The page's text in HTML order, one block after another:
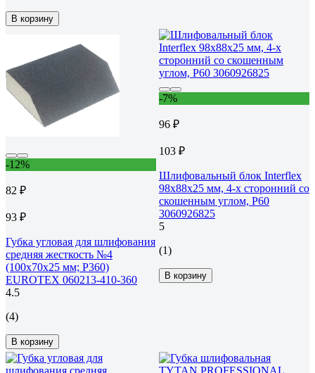
В корзину
-12%
82 ₽
93 ₽
Губка угловая для шлифования
средняя жесткость №4
(100x70x25 мм; Р360)
EUROTEX 060213-410-360
4.5
(4)
В корзину
-7%
96 ₽
103 ₽
Шлифовальный блок Interflex
98х88х25 мм, 4-х сторонний со
скошенным углом, Р60
3060926825
5
(1)
В корзину